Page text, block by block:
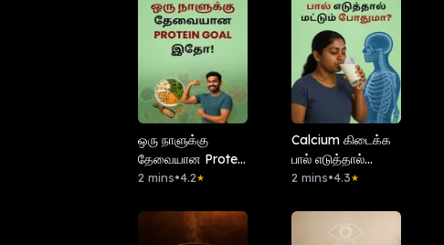
ஒரு நாளுக்கு
தேவையான Protein
Goal இதோ!
2 mins•4.2★
Calcium கிடைக்க
பால் எடுத்தால்
மட்டும் போதுமா?
2 mins•4.3★